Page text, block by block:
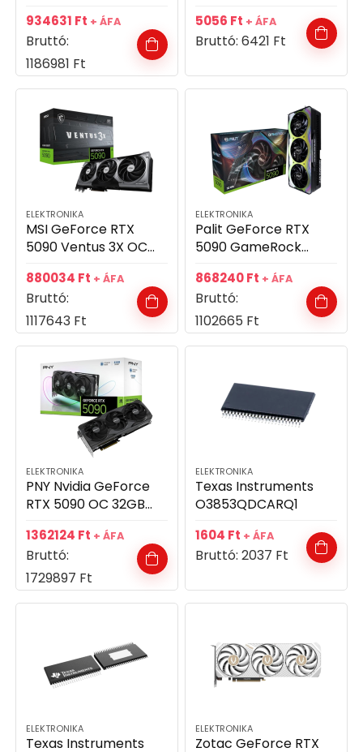
videókártya
934631 Ft + ÁFA
Bruttó:
1186981 Ft
5056 Ft + ÁFA
Bruttó:6421 Ft
ELEKTRONIKA
MSI GeForce RTX
5090 Ventus 3X OC
videókártya
880034 Ft + ÁFA
Bruttó:
1117643 Ft
ELEKTRONIKA
Palit GeForce RTX
5090 GameRock
videókártya
868240Ft + ÁFA
Bruttó:
1102665 Ft
ELEKTRONIKA
PNY Nvidia GeForce
RTX 5090 OC 32GB
1362124 Ft + ÁFA
Bruttó:
1729897 Ft
ELEKTRONIKA
Texas Instruments
O3853QDCARQ1
1604 Ft + ÁFA
Bruttó:2037 Ft
ELEKTRONIKA
Texas Instruments
ELEKTRONIKA
Zotac GeForce RTX